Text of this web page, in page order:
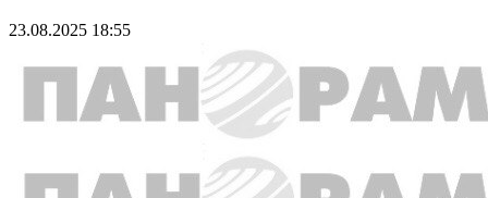
23.08.2025 18:55